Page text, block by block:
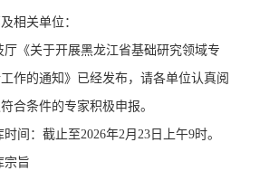
相关单位：
厅《关于开展黑龙江省基础研究领域专
作的通知》已经发布，请各单位认真阅
合条件的专家积极申报。
时间：截止至2026年2月23 日上午9时。
宗旨